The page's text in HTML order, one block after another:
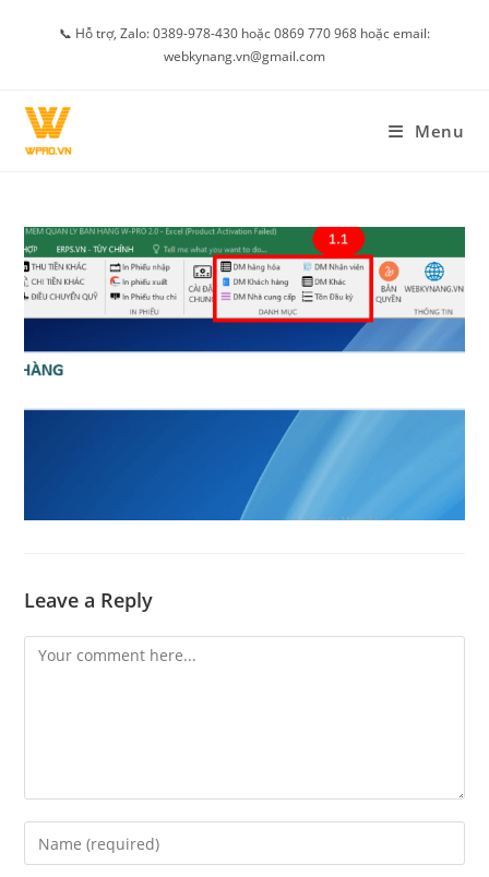
📞 Hỗ trợ, Zalo: 0389-978-430 hoặc 0869 770 968 hoặc email:
webkynang.vn@gmail.com
Menu
Leave a Reply
Comment
Enter
your